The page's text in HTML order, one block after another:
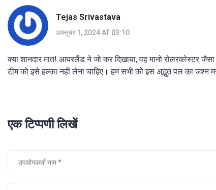
Tejas Srivastava
अक्तूबर 1, 2024 AT 03:10
क्या शानदार मात! आयरलैंड ने जो कर दिखाया, वह मानो रोलरकोस्टर
टीम को इसे हल्का नहीं लेना चाहिए। हम सभी को इस अद्भुत पल का जश्न
एक टिप्पणी लिखें